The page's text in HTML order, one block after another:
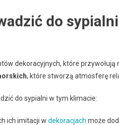
do
dekoracyjnych, które przywołują
, które stworzą atmosferę
do sypialni w tym klimacie:
ich imitacji w dekoracjach może